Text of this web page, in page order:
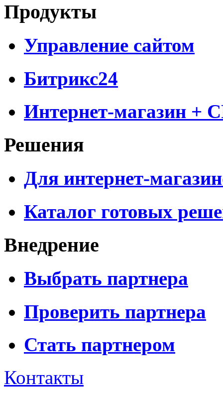
Продукты
Управление сайтом
Битрикс24
Интернет-магазин +
Решения
Для интернет-
Каталог готовых
Внедрение
Выбрать партнера
Проверить партнера
Стать партнером
Контакты